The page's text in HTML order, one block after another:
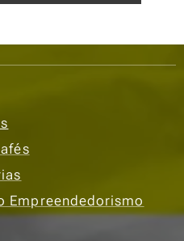
Empreendedorismo